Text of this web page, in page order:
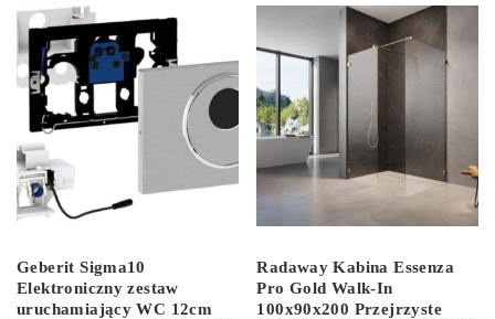
Geberit Sigma10
Elektroniczny zestaw
uruchamiający WC 12cm
Radaway Kabina Essenza
Pro Gold Walk-In
100x90x200 Przejrzyste